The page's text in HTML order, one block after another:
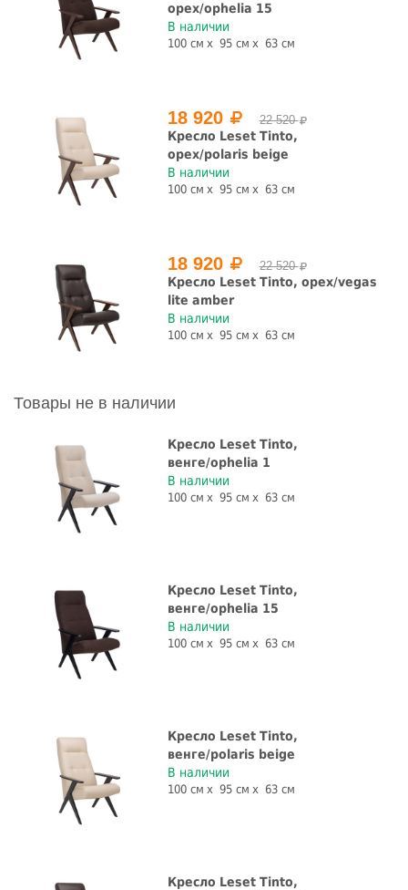
орех/ophelia 15
В наличии
100 см 95 см 63 см
18 920 22 520
Кресло Leset Tinto,
орех/polaris beige
В наличии
100 см 95 см 63 см
18 920 22 520
Кресло Leset Tinto, орех/vegas
lite amber
В наличии
100 см 95 см 63 см
Товары не в наличии
Кресло Leset Tinto,
венге/ophelia 1
В наличии
100 см 95 см 63 см
Кресло Leset Tinto,
венге/ophelia 15
В наличии
100 см 95 см 63 см
Кресло Leset Tinto,
венге/polaris beige
В наличии
100 см 95 см 63 см
Кресло Leset Tinto,